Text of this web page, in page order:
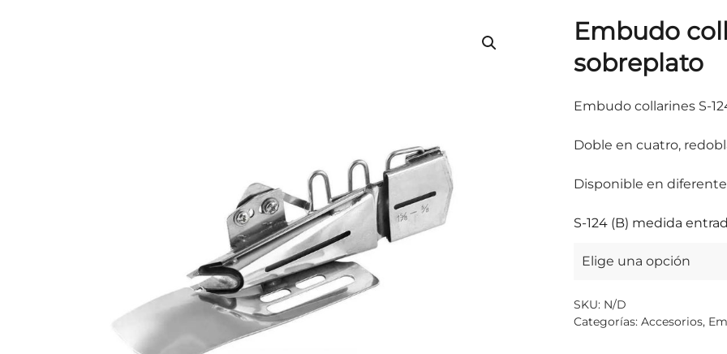
Embudo
sobreplato
Embudo collarines S-
Doble en cuatro,
Disponible en
S-124 (B) medida
SKU: N/D
Categorías: Accesorios,